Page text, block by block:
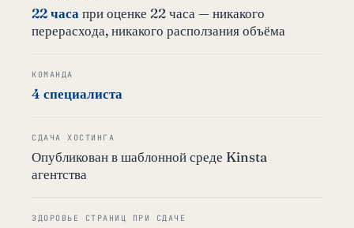
22 часа при оценке 22 часа — никакого
перерасхода, никакого расползания объёма
КОМАНДА
4 специалиста
СДАЧА ХОСТИНГА
Опубликован в шаблонной среде Kinsta
агентства
ЗДОРОВЬЕ СТРАНИЦ ПРИ СДАЧЕ